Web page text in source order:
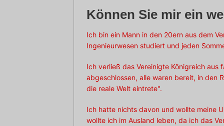
Können Sie mir ein
Ich bin ein Mann in den 20ern aus dem
Ingenieurwesen studiert und jeden
Ich verließ das Vereinigte Königreich aus
abgeschlossen, alle waren bereit, in den
die reale Welt eintrete".
Ich hatte nichts davon und wollte meine
wollte ich im Ausland leben, da ich das